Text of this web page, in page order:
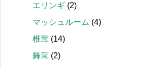
エリンギ (2)
マッシュルーム (4)
椎茸 (14)
舞茸 (2)